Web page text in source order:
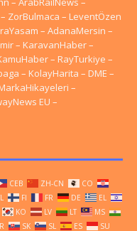
– ZorBulmaca – LeventÖzen
– AdanaMersin –
– KaravanHaber–
– RayTurkiye –
– KolayHarita – DME –
–
EU –
CEB ZH-CN
CO
FI FR DE
EL
KO LV LT
MS
SK SL ES
SU